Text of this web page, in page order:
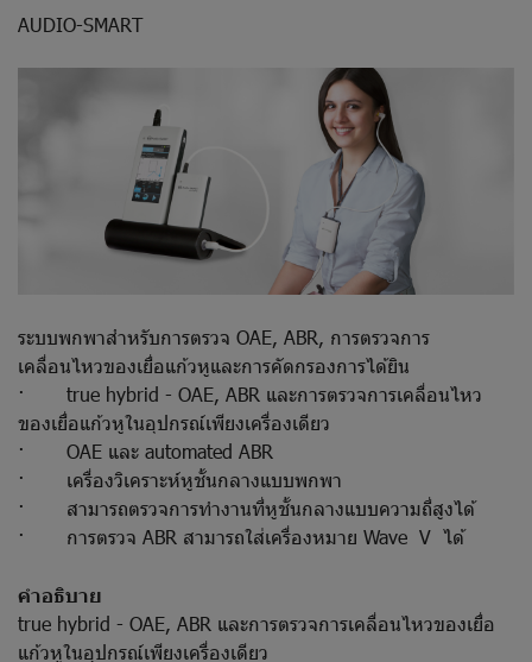
AUDIO-SMART
ระบบพกพาสำหรับการตรวจ OAE, ABR, การตรวจการ
เคลื่อนไหวของเยื่อแก้วหูและการคัดกรองการได้ยิน
· true hybrid - OAE, ABR และการตรวจการเคลื่อนไหว
ของเยื่อแก้วหูในอุปกรณ์เพียงเครื่องเดียว
· OAE และ automated ABR
· เครื่องวิเคราะห์หูชั้นกลางแบบพกพา
· สามารถตรวจการทำงานที่หูชั้นกลางแบบความถี่สูงได้
· การตรวจ ABR สามารถใส่เครื่องหมาย Wave V ได้
คำอธิบาย
true hybrid - OAE, ABR และการตรวจการเคลื่อนไหวของเยื่อ
แก้วหูในอุปกรณ์เพียงเครื่องเดียว